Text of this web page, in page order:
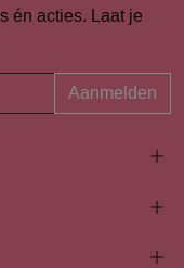
én acties. Laat je
Aanmelden